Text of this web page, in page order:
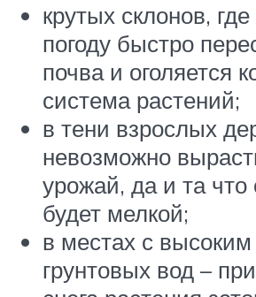
крутых склонов,
погоду быстро
почва и оголяется
система растений;
в тени взрослых
невозможно
урожай, да и та что
будет мелкой;
в местах с
грунтовых вод –